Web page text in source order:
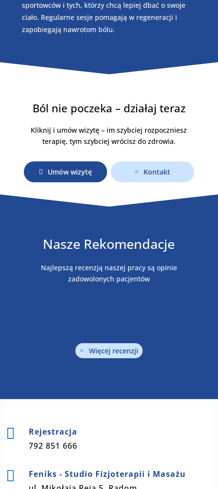
sportowców i tych, którzy chcą lepiej dbać o swoje
ciało. Regularne sesje pomagają w regeneracji i
zapobiegają nawrotom bólu.
Ból nie poczeka – działaj teraz
Kliknij i umów wizytę – im szybciej rozpoczniesz
terapię, tym szybciej wrócisz do zdrowia.
Umów wizytę Kontakt
Nasze Rekomendacje
Najlepszą recenzją naszej pracy są opinie
zadowolonych pacjentów
Więcej recenzji

Rejestracja
792 851 666

Feniks - Studio Fizjoterapii i Masażu